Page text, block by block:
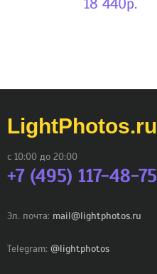
18 440р.
LightPhotos.ru
с 10:00 до 20:00
+7 (495) 117-48-75
Эл. почта: mail@lightphotos.ru
Telegram: @lightphotos